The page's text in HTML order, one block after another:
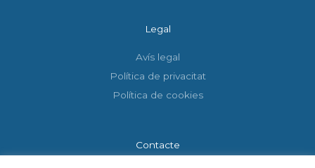
Legal
Avís legal
Política de privacitat
Política de cookies
Contacte